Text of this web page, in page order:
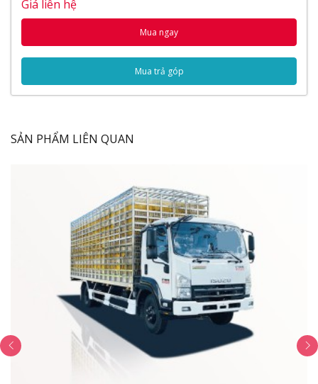
Bánh xe
Thùng nhiên liệu
Thùng xe
Quy cách đóng thùng lửng
Thông số kỹ thuật
Thông số chung
Gắn Cẩu Dinex 4 Tấn 6 Khúc
Ngoại Thất
Ngoại thấtxe tải Kamaz gắn cẩu15 tấn gắn cẩu Dinex 4
tấn 6 khúc được thiết kế khá tinh xảo và chắc chắn. Các
bộ phận trên xe được cấu tạo hài hòa với nhau vẫn giữ
nguyên thiết kế quen thuộc bấy lâu nay mà mọi người
vẫn tin tưởng của dòng xe Hino với thiết kế cabin khí
động học với dạng mặt trụ cong giúp giảm sức cản của
không khí giúp tiết kiệm nhiên liệu hơn.
Giá liên hệ
Mua ngay
Mua trả góp
SẢN PHẨM LIÊN QUAN